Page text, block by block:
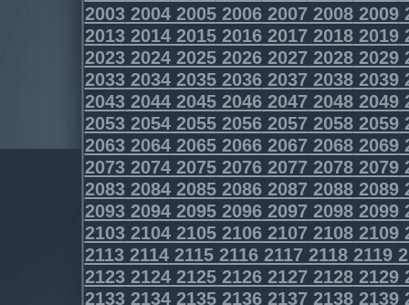
2003200420052006200720082009
2013201420152016201720182019
2023202420252026202720282029
2033203420352036203720382039
2043204420452046204720482049
2053205420552056205720582059
2063206420652066206720682069
2073207420752076207720782079
2083208420852086208720882089
2093209420952096209720982099
2103210421052106210721082109
2113211421152116211721182119
2123212421252126212721282129
2133213421352136213721382139